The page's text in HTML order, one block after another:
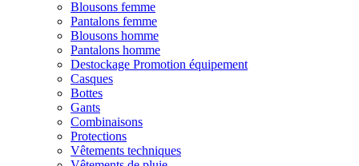
Blousons femme
Pantalons femme
Blousons homme
Pantalons homme
Destockage Promotion équipement
Casques
Bottes
Gants
Combinaisons
Protections
Vêtements techniques